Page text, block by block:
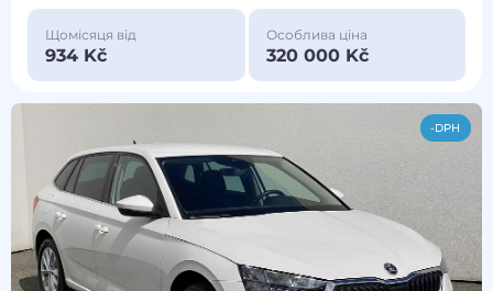
Щомісяця від
934 Kč
Особлива ціна
320 000 Kč
-DPH